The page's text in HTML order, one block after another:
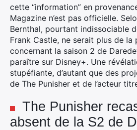
cette “information” en
Magazine n’est pas officielle.
Bernthal, pourtant indissociable
Frank Castle, ne serait plus de la
concernant la saison 2 de
paraître sur Disney+. Une
stupéfiante, d’autant que des
de The Punisher et de l’acteur
The Punisher
absent de la S2 de